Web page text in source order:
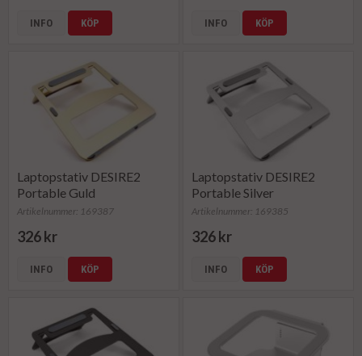
INFO KÖP INFO KÖP
Laptopstativ DESIRE2
Portable Guld
Artikelnummer: 169387
326 kr
INFO KÖP
Laptopstativ DESIRE2
Portable Silver
Artikelnummer: 169385
326 kr
INFO KÖP